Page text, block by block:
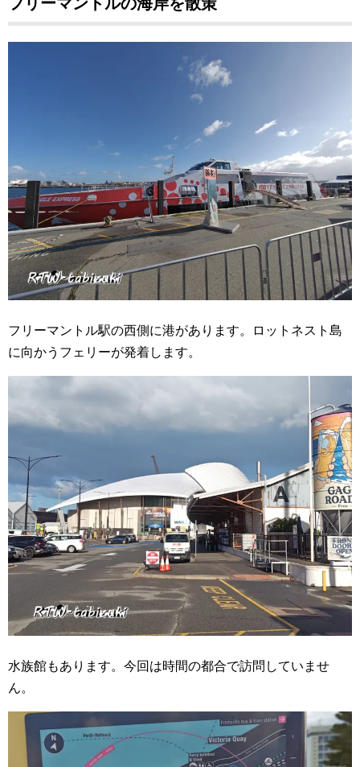
フリーマントル駅の西側に港があります。ロットネスト島
に向かうフェリーが発着します。
水族館もあります。今回は時間の都合で訪問していませ
ん。